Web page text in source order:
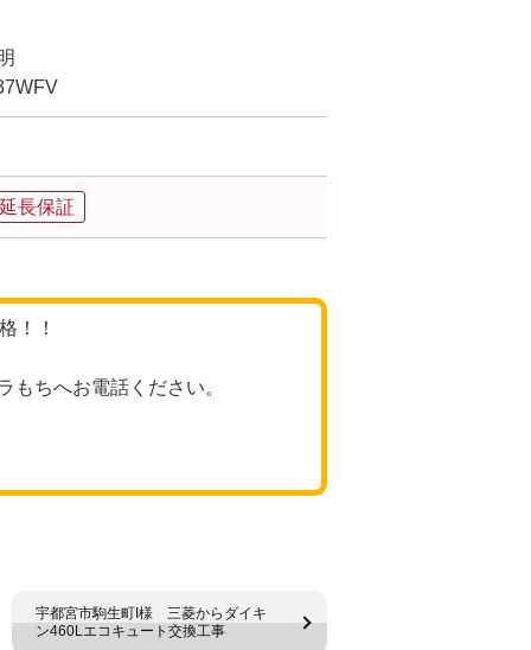
長保証
！！
もちへお電話ください。
宇都宮市駒生町I様 三菱からダイキ
ン460Lエコキュート交換工事